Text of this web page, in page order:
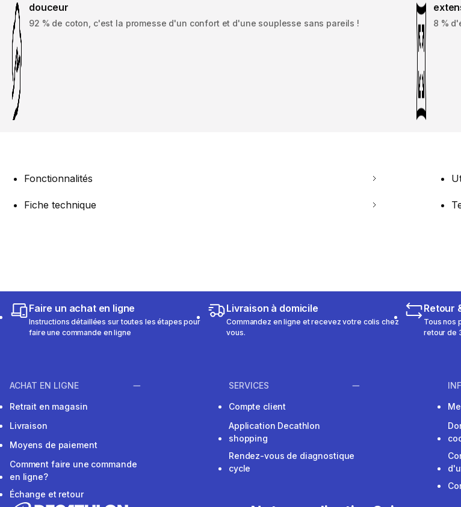
douceur
92 % de coton, c'est la promesse d'un confort et d'une souplesse sans pareils ! 8 %
Fonctionnalités
Fiche technique
Faire un achat en ligne
Instructions détaillées sur toutes les étapes pour
faire une commande en ligne
Livraison à domicile
Commandez en ligne et recevez votre colis chez
vous.
Retour
Tous nos
retour de
ACHAT EN LIGNE
Retrait en magasin
Livraison
Moyens de paiement
Comment faire une commande
en ligne?
Échange et retour
SERVICES
Compte client
Application Decathlon
shopping
Rendez-vous de diagnostique
cycle